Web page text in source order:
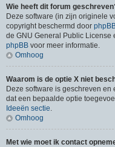
Wie heeft dit forum
Deze software (in zijn originele
copyright beschermd door
de GNU General Public License
phpBB voor meer informatie.
Omhoog
Waarom is de optie X niet
Deze software is geschreven
dat een bepaalde optie
Ideeën sectie.
Omhoog
Met wie moet ik contact